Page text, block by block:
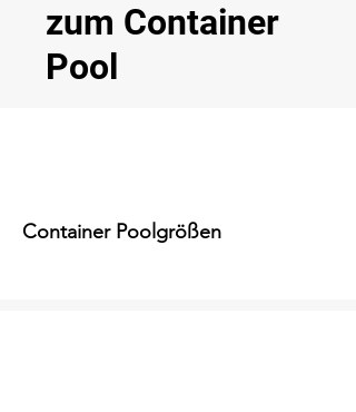
zum Container
Pool
Container Poolgrößen